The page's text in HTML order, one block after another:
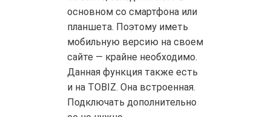
основном со смартфона или
планшета. Поэтому иметь
мобильную версию на своем
сайте — крайне необходимо.
Данная функция также есть
и на TOBIZ. Она встроенная.
Подключать дополнительно